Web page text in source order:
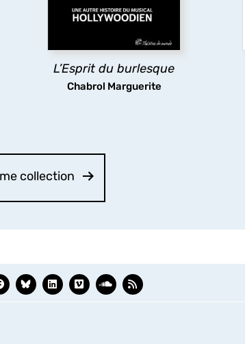
L’Esprit du burlesque
Chabrol Marguerite
origines du genre, mais que
le cinéma a en partie effacé
pour privilégier sa dimension
découvrir
collection